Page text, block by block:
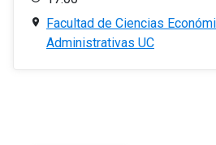
Facultad de Ciencias
Administrativas UC